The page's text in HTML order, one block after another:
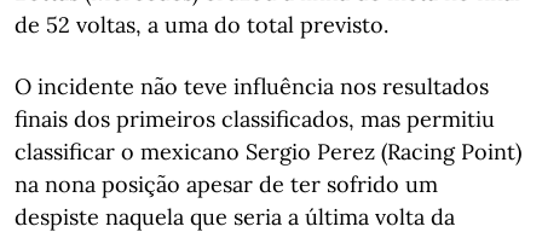
de 52 voltas, a uma do total previsto.
O incidente não teve influência nos resultados
finais dos primeiros classificados, mas permitiu
classificar o mexicano Sergio Perez (Racing Point)
na nona posição apesar de ter sofrido um
despiste naquela que seria a última volta da